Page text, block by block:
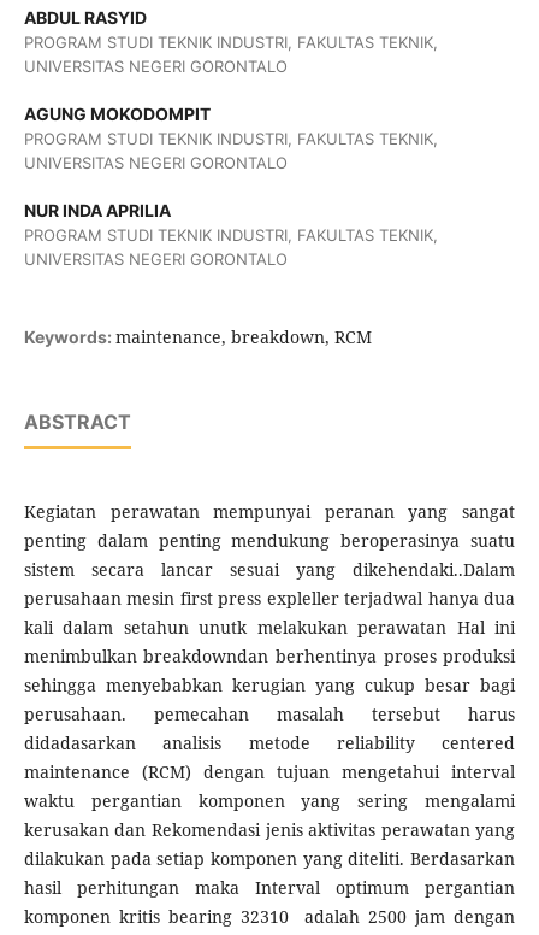
ABDUL RASYID
PROGRAM STUDI TEKNIK INDUSTRI, FAKULTAS TEKNIK,
UNIVERSITAS NEGERI GORONTALO
AGUNG MOKODOMPIT
PROGRAM STUDI TEKNIK INDUSTRI, FAKULTAS TEKNIK,
UNIVERSITAS NEGERI GORONTALO
NUR INDA APRILIA
PROGRAM STUDI TEKNIK INDUSTRI, FAKULTAS TEKNIK,
UNIVERSITAS NEGERI GORONTALO
Keywords: maintenance, breakdown, RCM
ABSTRACT
Kegiatan perawatan mempunyai peranan yang sangat
penting dalam penting mendukung beroperasinya suatu
sistem secara lancar sesuai yang dikehendaki..Dalam
perusahaan mesin first press expleller terjadwal hanya dua
kali dalam setahun unutk melakukan perawatan Hal ini
menimbulkan breakdowndan berhentinya proses produksi
sehingga menyebabkan kerugian yang cukup besar bagi
perusahaan. pemecahan masalah tersebut harus
didadasarkan analisis metode reliability centered
maintenance (RCM) dengan tujuan mengetahui interval
waktu pergantian komponen yang sering mengalami
kerusakan dan Rekomendasi jenis aktivitas perawatan yang
dilakukan pada setiap komponen yang diteliti. Berdasarkan
hasil perhitungan maka Interval optimum pergantian
komponen kritis bearing 32310 adalah 2500 jam dengan